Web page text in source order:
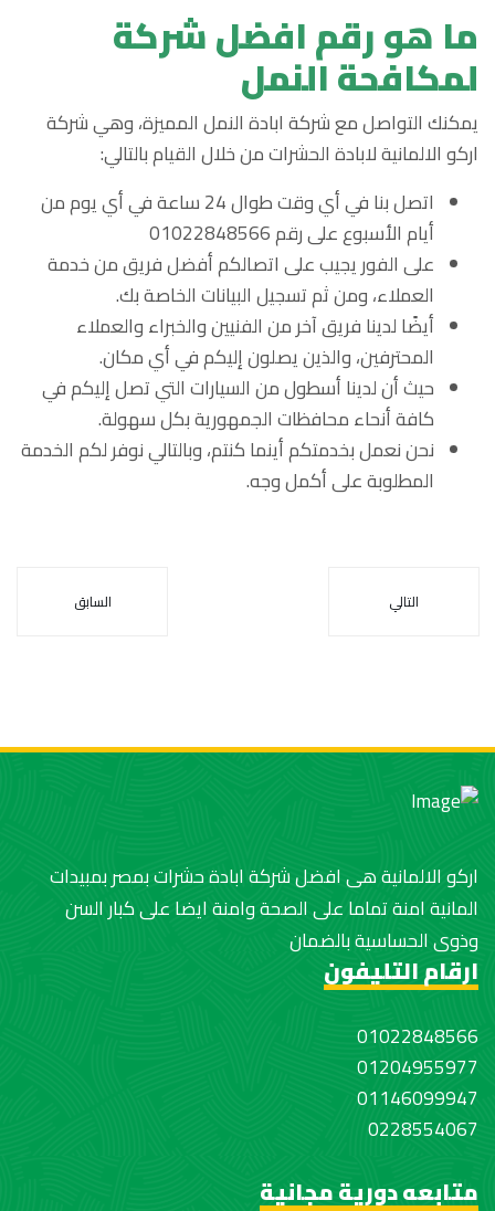
ما هو رقم افضل شركة
لمكافحة النمل
يمكنك التواصل مع شركة ابادة النمل المميزة، وهي شركة
اركو الالمانية لابادة الحشرات من خلال القيام بالتالي:
اتصل بنا في أي وقت طوال 24 ساعة في أي يوم من
أيام الأسبوع على رقم 01022848566
على الفور يجيب على اتصالكم أفضل فريق من خدمة
العملاء، ومن ثم تسجيل البيانات الخاصة بك.
أيضًا لدينا فريق آخر من الفنيين والخبراء والعملاء
المحترفين، والذين يصلون إليكم في أي مكان.
حيث أن لدينا أسطول من السيارات التي تصل إليكم في
كافة أنحاء محافظات الجمهورية بكل سهولة.
نحن نعمل بخدمتكم أينما كنتم، وبالتالي نوفر لكم الخدمة
المطلوبة على أكمل وجه.
السابق التالي
اركو الالمانية هى افضل شركة ابادة حشرات بمصر بمبيدات
المانية امنة تماما على الصحة وامنة ايضا على كبار السن
وذوى الحساسية بالضمان
ارقام التليفون
01022848566
01204955977
01146099947
0228554067
متابعه دورية مجانية